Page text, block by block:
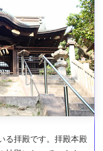
る拝殿です。拝殿本殿